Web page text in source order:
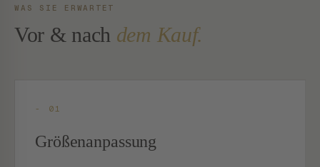
WAS SIE ERWARTET
Vor & nach dem Kauf.
- 01
Größenanpassung